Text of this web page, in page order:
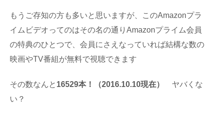
もうご存知の方も多いと思いますが、このAmazonプラ
イムビデオってのはその名の通りAmazonプライム会員
の特典のひとつで、会員にさえなっていれば結構な数の
映画やTV番組が無料で視聴できます
その数なんと 16529本！（2016.10.10現在）
ヤバくな
い？